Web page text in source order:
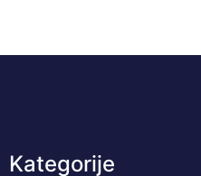
Kategorije